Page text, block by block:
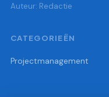
Auteur: Redactie
CATEGORIEËN
Projectmanagement